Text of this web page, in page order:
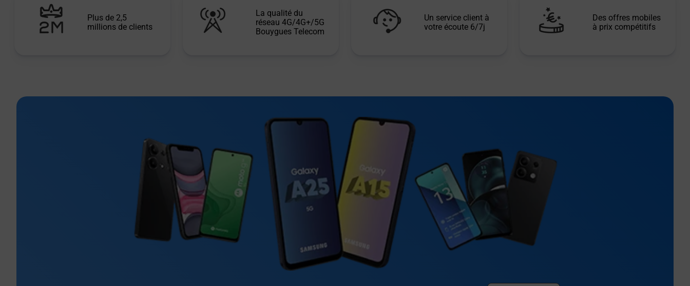
Plus de 2,5
millions de clients
La qualité du
réseau 4G/4G+/5G
Bouygues Telecom
Un service client à
votre écoute 6/7j
Des offres mobiles
à prix compétitifs